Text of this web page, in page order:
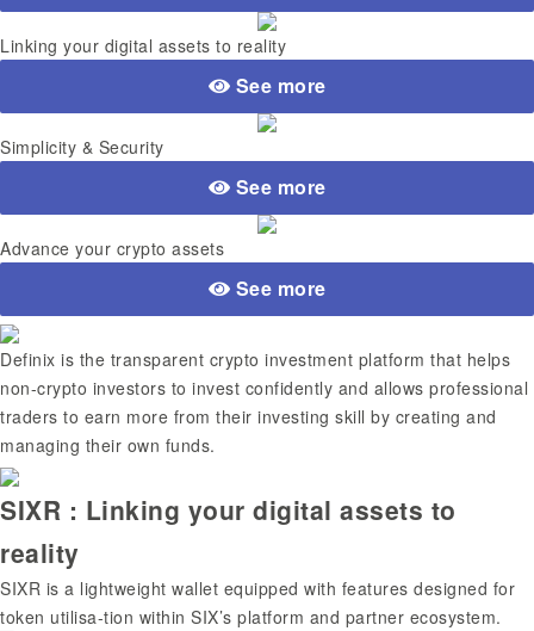
Linking your digital assets to reality
See more
Simplicity & Security
See more
Advance your crypto assets
See more
Definix is the transparent crypto investment platform that helps
non-crypto investors to invest confidently and allows professional
traders to earn more from their investing skill by creating and
managing their own funds.
SIXR : Linking your digital assets to
reality
SIXR is a lightweight wallet equipped with features designed for
token utilisa-tion within SIX’s platform and partner ecosystem.